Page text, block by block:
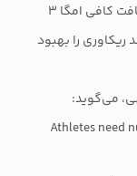
مفاصل و سیستم عصبی خود وارد می‌کنند. دریافت کافی امگا ۳
را بهبود
“Athletes